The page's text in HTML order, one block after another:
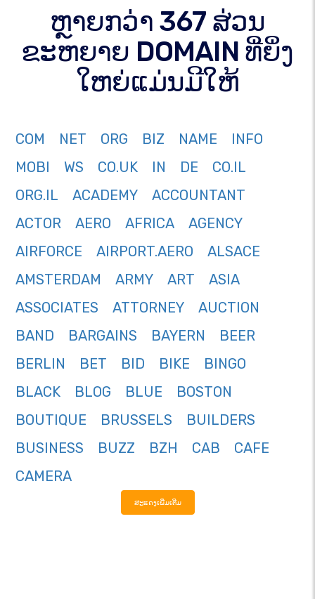
ຫຼາຍກວ່າ 367 ສ່ວນ
ຂະຫຍາຍ DOMAIN ທີ່ຍິ່ງ
ໃຫຍ່ແມ່ນມີໃຫ້
COM NET ORG BIZ NAME
INFO
MOBI
WS CO.UK IN DE
CO.IL
ORG.IL
ACADEMY
ACCOUNTANT
ACTOR
AERO AFRICA
AGENCY
AIRFORCE
AIRPORT.AERO
ALSACE
AMSTERDAM
ARMY ART
ASIA
ASSOCIATES
ATTORNEY
AUCTION
BAND
BARGAINS BAYERN
BEER
BERLIN
BET BID BIKE
BINGO
BLACK
BLOG BLUE
BOSTON
BOUTIQUE
BRUSSELS
BUILDERS
BUSINESS
BUZZ BZH CAB
CAFE
CAMERA
ສະແດງເພີ່ມເຕີມ